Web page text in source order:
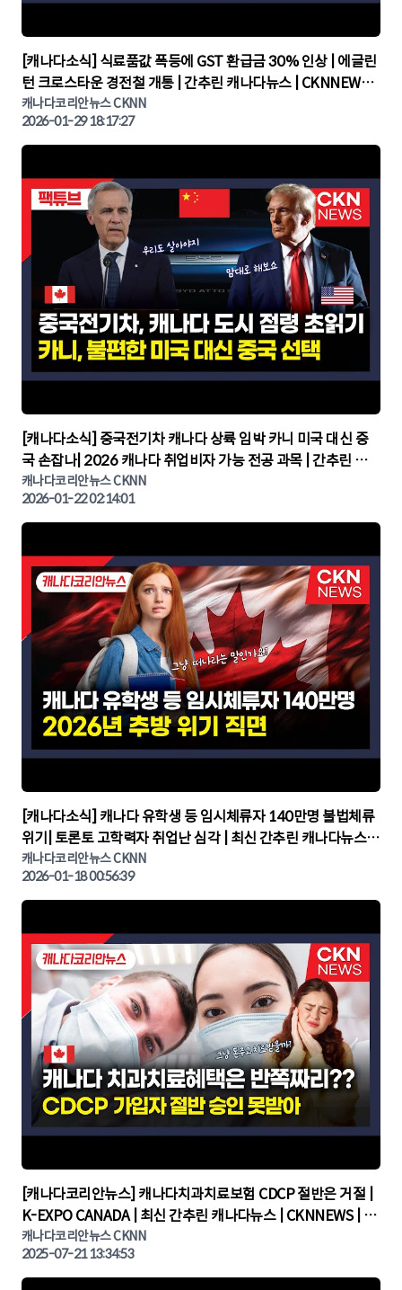
▶
[캐나다소식] 식료품값 폭등에 GST 환급금 30% 인상 | 에글린
턴 크로스타운 경전철 개통 | 간추린 캐나다뉴스 | CKNNEWS,
캐나다코리안뉴스
캐나다코리안뉴스 CKNN
2026-01-29 18:17:27
▶
[캐나다소식] 중국전기차 캐나다 상륙 임박 카니 미국 대신 중
국 손잡나| 2026 캐나다 취업비자 가능 전공 과목 | 간추린 캐
나다뉴스 | CKNNEWS, 캐나다코리안뉴스
캐나다코리안뉴스 CKNN
2026-01-22 02:14:01
▶
[캐나다소식] 캐나다 유학생 등 임시체류자 140만명 불법체류
위기| 토론토 고학력자 취업난 심각 | 최신 간추린 캐나다뉴스 |
CKNNEWS, 캐나다코리안뉴스
캐나다코리안뉴스 CKNN
2026-01-18 00:56:39
▶
[캐나다코리안뉴스] 캐나다치과치료보험 CDCP 절반은 거절 |
K-EXPO CANADA | 최신 간추린 캐나다뉴스 | CKNNEWS | 캐
나다뉴스 | 토론토뉴스
캐나다코리안뉴스 CKNN
2025-07-21 13:34:53